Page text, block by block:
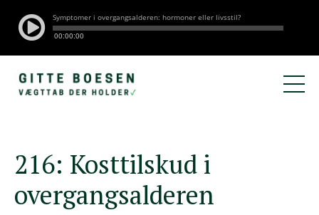
216: Kosttilskud i
overgangsalderen